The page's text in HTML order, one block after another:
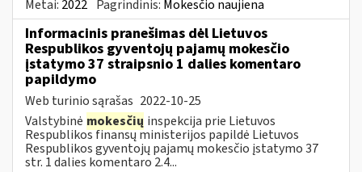
Metai: 2022 Pagrindinis: Mokesčio naujiena
Informacinis pranešimas dėl Lietuvos
Respublikos gyventojų pajamų mokesčio
įstatymo 37 straipsnio 1 dalies komentaro
papildymo
Web turinio sąrašas 2022-10-25
Valstybinė mokesčių inspekcija prie Lietuvos
Respublikos finansų ministerijos papildė Lietuvos
Respublikos gyventojų pajamų mokesčio įstatymo 37
str. 1 dalies komentaro 2.4...